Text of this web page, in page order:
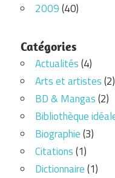
2009(40)
Catégories
Actualités(4)
Arts et artistes(2)
BD & Mangas(2)
Bibliothèque
Biographie(3)
Citations(1)
Dictionnaire(1)